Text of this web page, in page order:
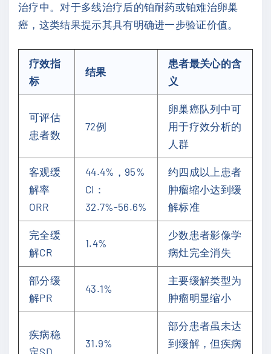
治疗中。对于多线治疗后的铂耐药或铂难治卵巢
癌，这类结果提示其具有明确进一步验证价值。
疗效指
标
结果
患者最关心的含
义
可评估
患者数
72例
卵巢癌队列中可
用于疗效分析的
人群
客观缓
解率
ORR
44.4%，95%
CI：
32.7%-56.6%
约四成以上患者
肿瘤缩小达到缓
解标准
完全缓
解CR
1.4%
少数患者影像学
病灶完全消失
部分缓
解PR
43.1%
主要缓解类型为
肿瘤明显缩小
疾病稳
定SD
31.9%
部分患者虽未达
到缓解，但疾病